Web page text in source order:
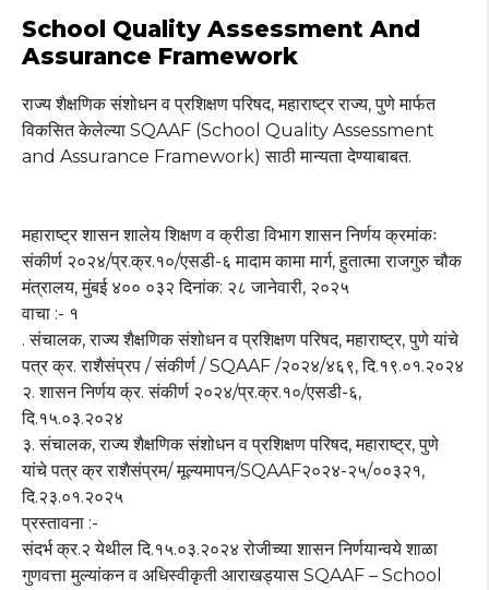
School Quality Assessment And
Assurance Framework
राज्य शैक्षणिक संशोधन व प्रशिक्षण परिषद, महाराष्ट्र राज्य, पुणे मार्फत
विकसित केलेल्या SQAAF (School Quality Assessment
and Assurance Framework) साठी मान्यता देण्याबाबत.
महाराष्ट्र शासन शालेय शिक्षण व क्रीडा विभाग शासन निर्णय क्रमांकः
संकीर्ण २०२४/प्र.क्र.१०/एसडी-६ मादाम कामा मार्ग, हुतात्मा राजगुरु चौक
मंत्रालय, मुंबई ४०० ०३२ दिनांक: २८ जानेवारी, २०२५
वाचा :- १
. संचालक, राज्य शैक्षणिक संशोधन व प्रशिक्षण परिषद, महाराष्ट्र, पुणे यांचे
पत्र क्र. राशैसंप्रप / संकीर्ण / SQAAF /२०२४/४६९, दि.१९.०१.२०२४
२. शासन निर्णय क्र. संकीर्ण २०२४/प्र.क्र.१०/एसडी-६,
दि.१५.०३.२०२४
३. संचालक, राज्य शैक्षणिक संशोधन व प्रशिक्षण परिषद, महाराष्ट्र, पुणे
यांचे पत्र क्र राशैसंप्रम/ मूल्यमापन/SQAAF२०२४-२५/००३२१,
दि.२३.०१.२०२५
प्रस्तावना :-
संदर्भ क्र.२ येथील दि.१५.०३.२०२४ रोजीच्या शासन निर्णयान्वये शाळा
गुणवत्ता मुल्यांकन व अधिस्वीकृती आराखड्यास SQAAF – School